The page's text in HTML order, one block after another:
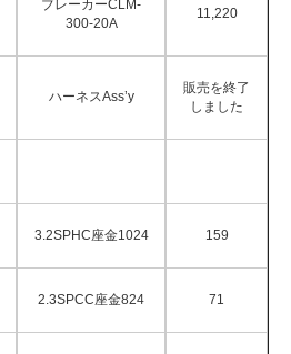
ブレーカーCLM-
300-20A
11,220
ハーネスAss’y
販売を終了
しました
3.2SPHC座金1024 159
2.3SPCC座金824 71